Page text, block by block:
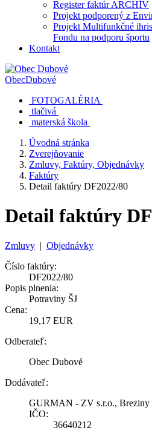
Register faktúr ARCHÍV
Projekt podporený z
Projekt Multifunkčné
Fondu na podporu športu
Kontakt
ObecDubové
FOTOGALÉRIA
tlačivá
materská škola
Úvodná stránka
Zverejňovanie
Zmluvy, Faktúry, Objednávky
Faktúry
Detail faktúry DF2022/80
Detail faktúry
Zmluvy | Objednávky
Číslo faktúry:
DF2022/80
Popis plnenia:
Potraviny ŠJ
Cena:
19,17 EUR
Odberateľ:
Obec Dubové
Dodávateľ:
GURMAN - ZV s.r.o., Breziny
IČO:
36640212